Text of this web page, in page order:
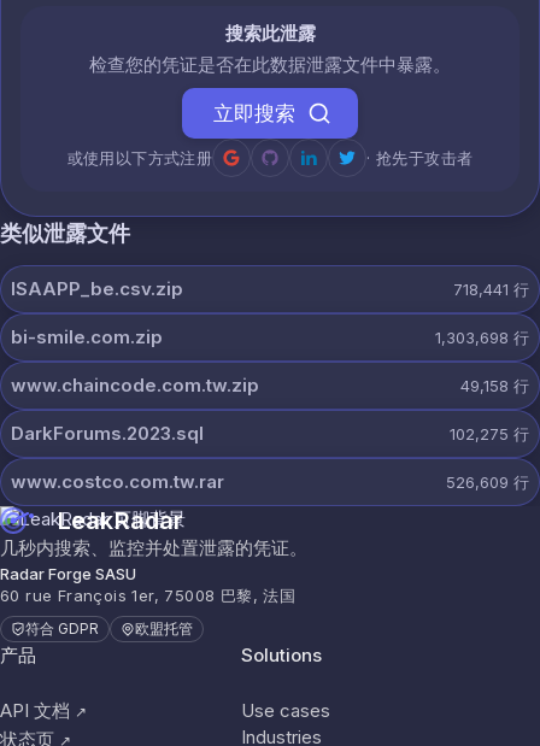
搜索此泄露
检查您的凭证是否在此数据泄露文件中暴露。
立即搜索
或使用以下方式注册 · 抢先于攻击者
类似泄露文件
ISAAPP_be.csv.zip 718,441 行
bi-smile.com.zip 1,303,698 行
www.chaincode.com.tw.zip 49,158 行
DarkForums.2023.sql 102,275 行
www.costco.com.tw.rar 526,609 行
LeakRadar
几秒内搜索、监控并处置泄露的凭证。
Radar Forge SASU
60 rue François 1er, 75008 巴黎, 法国
符合 GDPR 欧盟托管
产品
API 文档 ↗
状态页 ↗
Solutions
Use cases
Industries